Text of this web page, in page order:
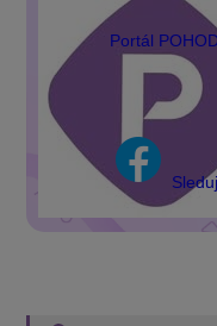
Portál